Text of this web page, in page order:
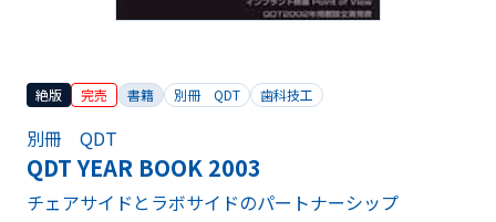
絶版 完売 書籍 別冊 QDT 歯科技工
別冊 QDT
QDT YEAR BOOK 2003
チェアサイドとラボサイドのパートナーシップ